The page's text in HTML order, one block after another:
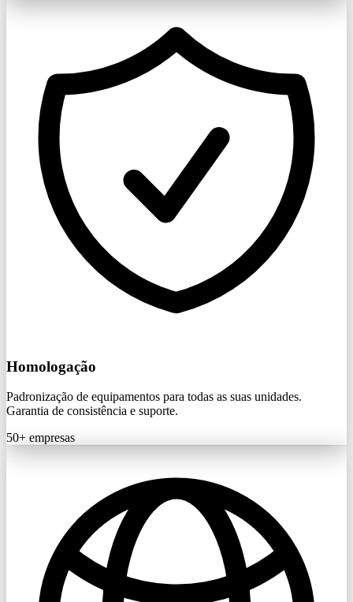
Homologação
Padronização de equipamentos para todas as suas unidades.
Garantia de consistência e suporte.
50+ empresas